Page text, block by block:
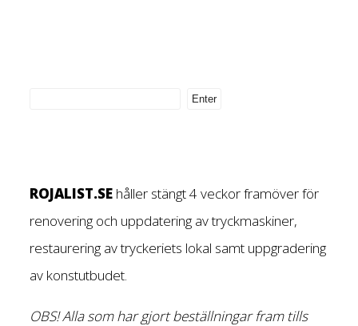
ROJALIST.SE håller stängt 4 veckor framöver för
renovering och uppdatering av tryckmaskiner,
restaurering av tryckeriets lokal samt uppgradering
av konstutbudet.
OBS! Alla som har gjort beställningar fram tills